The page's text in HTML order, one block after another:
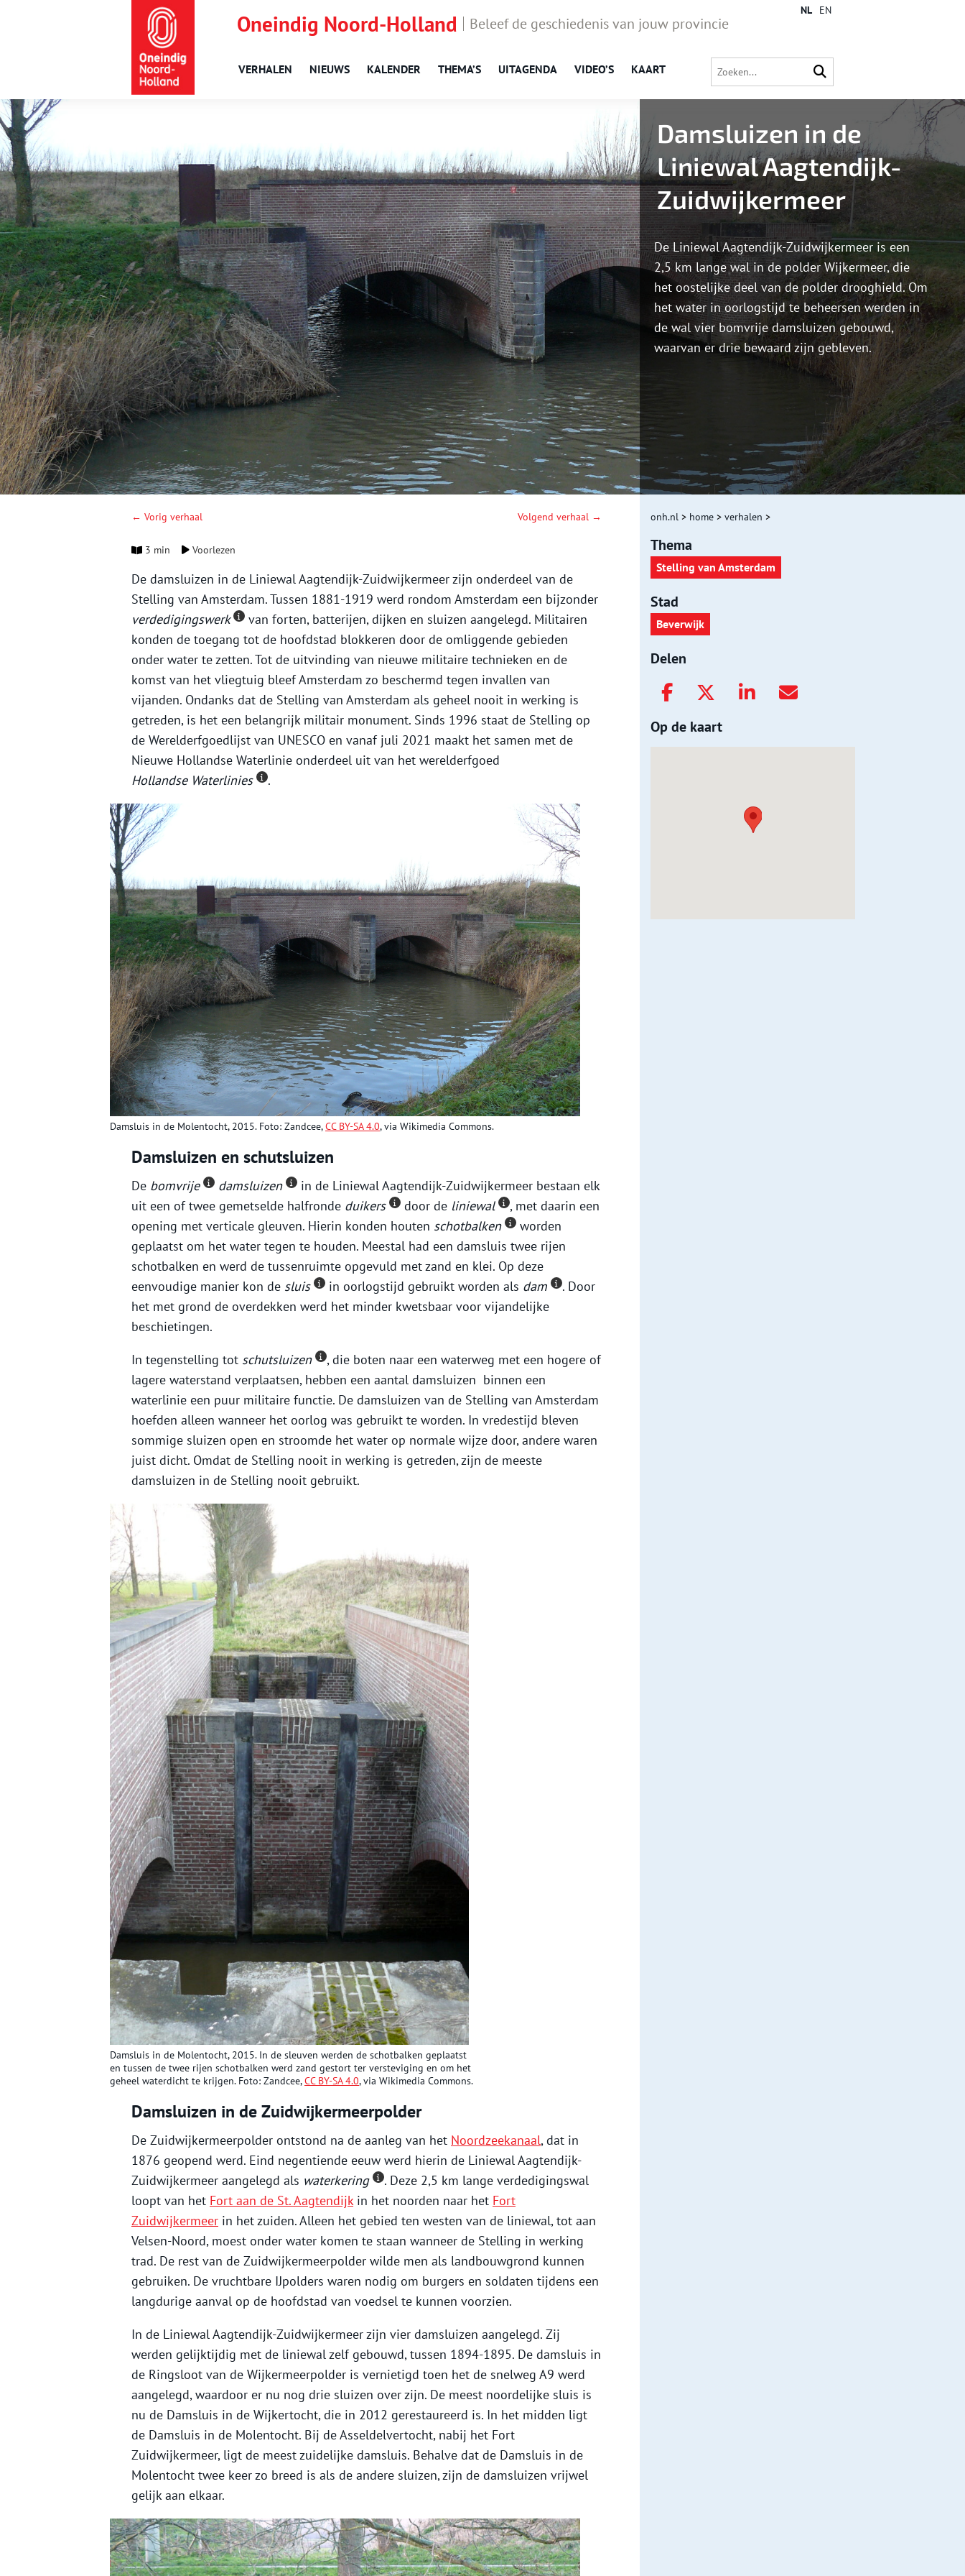
Oneindig Noord-Holland Beleef de geschiedenis van jouw provincie
VERHALEN NIEUWS KALENDER THEMA’S UITAGENDA VIDEO’S KAART
NL EN
Damsluizen in de
Liniewal Aagtendijk-
Zuidwijkermeer
De Liniewal Aagtendijk-Zuidwijkermeer is een
2,5 km lange wal in de polder Wijkermeer, die
het oostelijke deel van de polder drooghield. Om
het water in oorlogstijd te beheersen werden in
de wal vier bomvrije damsluizen gebouwd,
waarvan er drie bewaard zijn gebleven.
← Vorig verhaal Volgend verhaal →
3 min Voorlezen
De damsluizen in de Liniewal Aagtendijk-Zuidwijkermeer zijn onderdeel van de
Stelling van Amsterdam. Tussen 1881-1919 werd rondom Amsterdam een bijzonder
verdedigingswerk
van forten, batterijen, dijken en sluizen aangelegd. Militairen
konden de toegang tot de hoofdstad blokkeren door de omliggende gebieden
onder water te zetten. Tot de uitvinding van nieuwe militaire technieken en de
komst van het vliegtuig bleef Amsterdam zo beschermd tegen invallen van
vijanden. Ondanks dat de Stelling van Amsterdam als geheel nooit in werking is
getreden, is het een belangrijk militair monument. Sinds 1996 staat de Stelling op
de Werelderfgoedlijst van UNESCO en vanaf juli 2021 maakt het samen met de
Nieuwe Hollandse Waterlinie onderdeel uit van het werelderfgoed
Hollandse Waterlinies
.
Damsluis in de Molentocht, 2015. Foto: Zandcee,CC BY-SA 4.0, via Wikimedia Commons.
Damsluizen en schutsluizen
De bomvrije damsluizen
in de Liniewal Aagtendijk-Zuidwijkermeer bestaan elk
uit een of twee gemetselde halfronde duikers door de liniewal
, met daarin een
opening met verticale gleuven. Hierin konden houten schotbalken
worden
geplaatst om het water tegen te houden. Meestal had een damsluis twee rijen
schotbalken en werd de tussenruimte opgevuld met zand en klei. Op deze
eenvoudige manier kon de sluis in oorlogstijd gebruikt worden als dam
. Door
het met grond de overdekken werd het minder kwetsbaar voor vijandelijke
beschietingen.
In tegenstelling tot schutsluizen
, die boten naar een waterweg met een hogere of
lagere waterstand verplaatsen, hebben een aantal damsluizen binnen een
waterlinie een puur militaire functie. De damsluizen van de Stelling van Amsterdam
hoefden alleen wanneer het oorlog was gebruikt te worden. In vredestijd bleven
sommige sluizen open en stroomde het water op normale wijze door, andere waren
juist dicht. Omdat de Stelling nooit in werking is getreden, zijn de meeste
damsluizen in de Stelling nooit gebruikt.
Damsluis in de Molentocht, 2015. In de sleuven werden de schotbalken geplaatst
en tussen de twee rijen schotbalken werd zand gestort ter versteviging en om het
geheel waterdicht te krijgen. Foto: Zandcee,CC BY-SA 4.0, via Wikimedia Commons.
Damsluizen in de Zuidwijkermeerpolder
De Zuidwijkermeerpolder ontstond na de aanleg van het Noordzeekanaal, dat in
1876 geopend werd. Eind negentiende eeuw werd hierin de Liniewal Aagtendijk-
Zuidwijkermeer aangelegd als waterkering
. Deze 2,5 km lange verdedigingswal
loopt van het Fort aan de St. Aagtendijkin het noorden naar het Fort
Zuidwijkermeer in het zuiden. Alleen het gebied ten westen van de liniewal, tot aan
Velsen-Noord, moest onder water komen te staan wanneer de Stelling in werking
trad. De rest van de Zuidwijkermeerpolder wilde men als landbouwgrond kunnen
gebruiken. De vruchtbare IJpolders waren nodig om burgers en soldaten tijdens een
langdurige aanval op de hoofdstad van voedsel te kunnen voorzien.
In de Liniewal Aagtendijk-Zuidwijkermeer zijn vier damsluizen aangelegd. Zij
werden gelijktijdig met de liniewal zelf gebouwd, tussen 1894-1895. De damsluis in
de Ringsloot van de Wijkermeerpolder is vernietigd toen het de snelweg A9 werd
aangelegd, waardoor er nu nog drie sluizen over zijn. De meest noordelijke sluis is
nu de Damsluis in de Wijkertocht, die in 2012 gerestaureerd is. In het midden ligt
de Damsluis in de Molentocht. Bij de Asseldelvertocht, nabij het Fort
Zuidwijkermeer, ligt de meest zuidelijke damsluis. Behalve dat de Damsluis in de
Molentocht twee keer zo breed is als de andere sluizen, zijn de damsluizen vrijwel
gelijk aan elkaar.
onh.nl > home > verhalen >
Thema
Stelling van Amsterdam
Stad
Beverwijk
Delen
Op de kaart